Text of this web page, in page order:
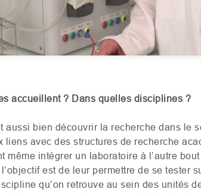
accueillent ? Dans quelles disciplines ?
aussi bien découvrir la recherche dans le
liens avec des structures de recherche
même intégrer un laboratoire à l’autre
est de leur permettre de se tester
qu’on retrouve au sein des unités